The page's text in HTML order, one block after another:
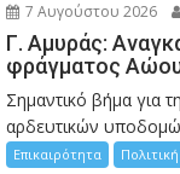
7 Αυγούστου 2026
Γ. Αμυράς:
φράγματος
Σημαντικό βήμα για
αρδευτικών
Επικαιρότητα Πολιτική